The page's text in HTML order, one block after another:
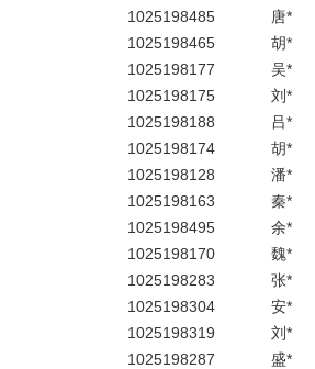
1025198485
唐*
1025198465
胡*
1025198177
吴*
1025198175
刘*
1025198188
吕*
1025198174
胡*
1025198128
潘*
1025198163
秦*
1025198495
余*
1025198170
魏*
1025198283
张*
1025198304
安*
1025198319
刘*
1025198287
盛*